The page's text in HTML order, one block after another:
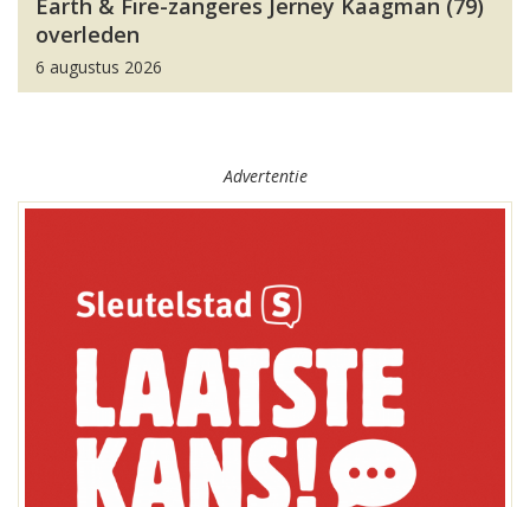
Earth & Fire-zangeres Jerney Kaagman (79)
overleden
6 augustus 2026
Advertentie